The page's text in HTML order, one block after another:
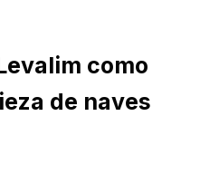
como
de naves